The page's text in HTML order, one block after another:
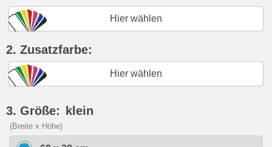
Hier wählen
2. Zusatzfarbe:
Hier wählen
3. Größe: klein
(Breite x Höhe)